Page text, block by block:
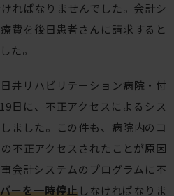
ればなりませんでした。会計シ
費を後日患者さんに請求すると
た。
井リハビリテーション病院・付
日に、不正アクセスによるシス
ました。この件も、病院内のコ
不正アクセスされたことが原因
会計システムのプログラムに不
ーを一時停止しなければなりま